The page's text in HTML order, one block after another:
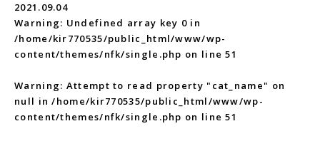
2021.09.04
Warning: Undefined array key 0 in
/home/kir770535/public_html/www/wp-
content/themes/nfk/single.php on line51
Warning: Attempt to read property "cat_name" on
null in/home/kir770535/public_html/www/wp-
content/themes/nfk/single.php on line51